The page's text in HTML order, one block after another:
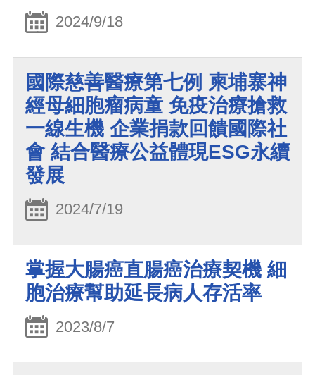
2024/9/18
國際慈善醫療第七例 柬埔寨神
經母細胞瘤病童 免疫治療搶救
一線生機 企業捐款回饋國際社
會 結合醫療公益體現ESG永續
發展
2024/7/19
掌握大腸癌直腸癌治療契機 細
胞治療幫助延長病人存活率
2023/8/7